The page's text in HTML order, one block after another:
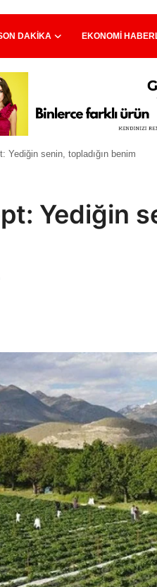
DAKIKA EKONOMI
Yediğin senin, topladığın benim
Yediğin